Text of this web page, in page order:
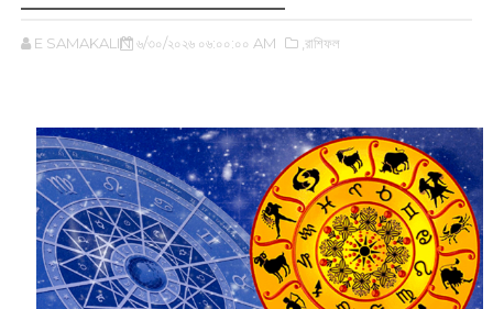
E SAMAKALIN ৬/৩০/২০২৬ ০৬:০০:০০ AM ,রাশিফল